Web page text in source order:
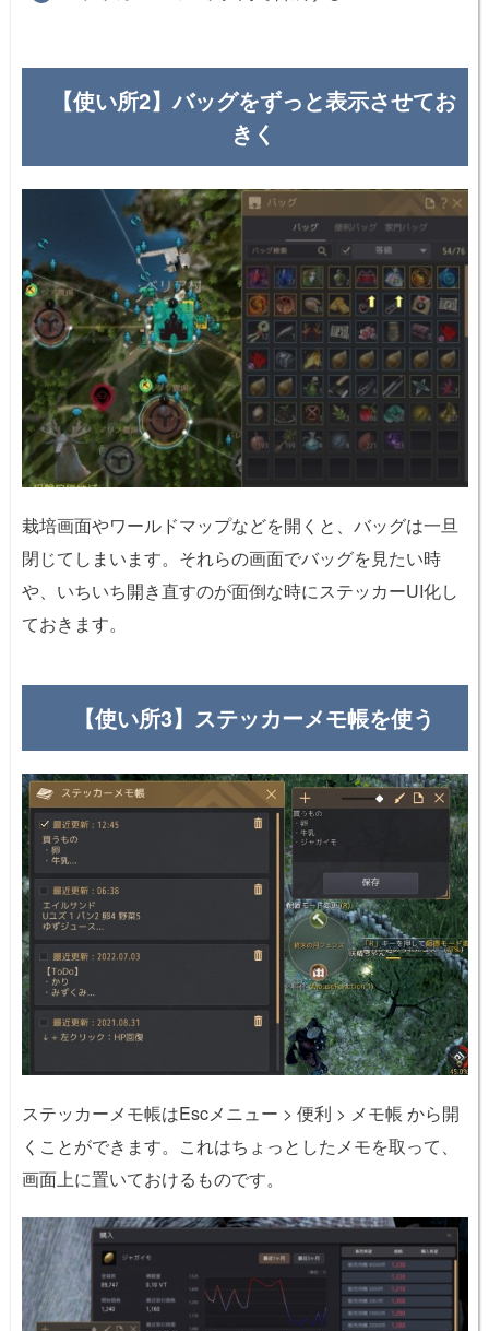
【使い所2】バッグをずっと表示させてお
きく
栽培画面やワールドマップなどを開くと、バッグは一旦
閉じてしまいます。それらの画面でバッグを見たい時
や、いちいち開き直すのが面倒な時にステッカーUI化し
ておきます。
【使い所3】ステッカーメモ帳を使う
ステッカーメモ帳はEscメニュー > 便利 > メモ帳 から開
くことができます。これはちょっとしたメモを取って、
画面上に置いておけるものです。